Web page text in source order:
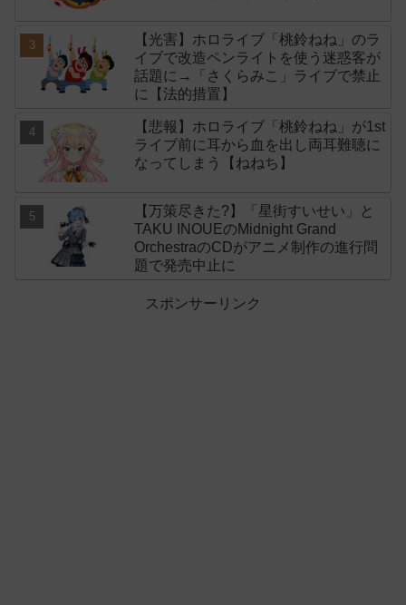
【光害】ホロライブ「桃鈴ねね」のラ
イブで改造ペンライトを使う迷惑客が
話題に→「さくらみこ」ライブで禁止
に【法的措置】
【悲報】ホロライブ「桃鈴ねね」が1st
ライブ前に耳から血を出し両耳難聴に
なってしまう【ねねち】
【万策尽きた?】「星街すいせい」と
TAKU INOUEのMidnight Grand
OrchestraのCDがアニメ制作の進行問
題で発売中止に
スポンサーリンク